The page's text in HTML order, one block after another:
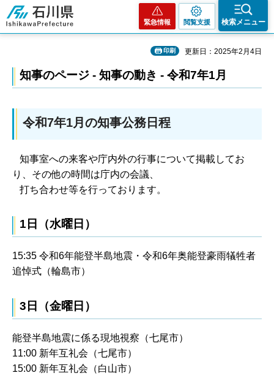
石川県
緊急情報 閲覧支援 検索メニュー
印刷 更新日：2025年2月4日
知事のページ - 知事の動き - 令和7年1月
令和7年1月の知事公務日程
知事室への来客や庁内外の行事について掲載してお
り、その他の時間は庁内の会議、
打ち合わせ等を行っております。
1日（水曜日）
15:35 令和6年能登半島地震・令和6年奥能登豪雨犠牲者
追悼式（輪島市）
3日（金曜日）
能登半島地震に係る現地視察（七尾市）
11:00 新年互礼会（七尾市）
15:00 新年互礼会（白山市）